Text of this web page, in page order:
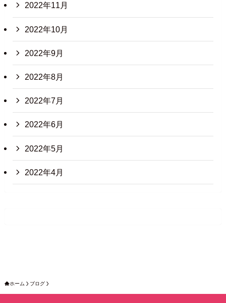
2022年11月
2022年10月
2022年9月
2022年8月
2022年7月
2022年6月
2022年5月
2022年4月
ホーム ブログ